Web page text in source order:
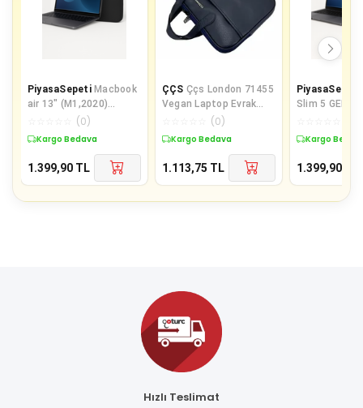
PiyasaSepeti Macbook
air 13" (M1,2020)
Evoque Case + 9H Nano
(0)
Kargo Bedava
1.399,90 TL
ÇÇS Ççs London 71455
Vegan Laptop Evrak
Çantası 13 İnç Lacivert
(0)
Kargo Bedava
1.113,75 TL
PiyasaSepeti
Slim 5
Koruyucu
Kargo
1.399,90
Hızlı Teslimat